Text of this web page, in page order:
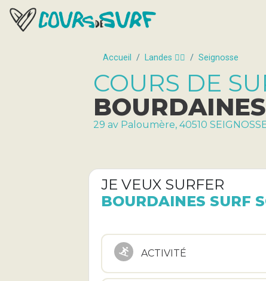
Accueil Landes 🏄‍♂️ Seignosse
COURS DE
29 av Paloumère, 40510
JE VEUX SURFER
BOURDAINES SURF
ACTIVITÉ